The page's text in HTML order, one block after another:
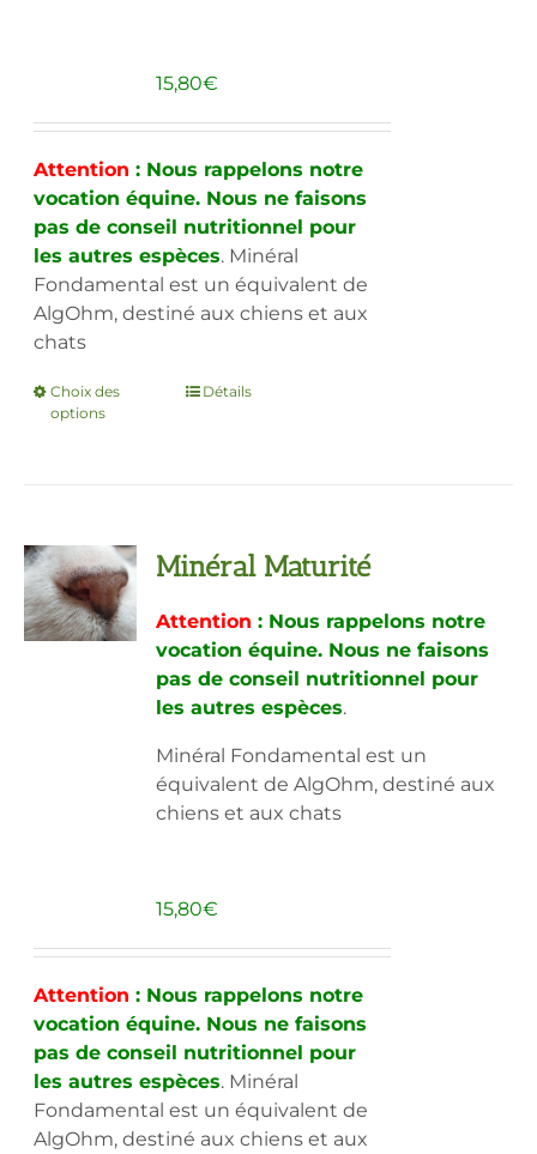
15,80€
Attention : Nous rappelons notre
vocation équine. Nous ne faisons
pas de conseil nutritionnel pour
les autres espèces. Minéral
Fondamental est un équivalent de
AlgOhm, destiné aux chiens et aux
chats
Choix des
options
Ce
options
être
choisies
sur
la
du
produit
Détails
Minéral Maturité
Attention : Nous rappelons notre
vocation équine. Nous ne faisons
pas de conseil nutritionnel pour
les autres espèces.
Minéral Fondamental est un
équivalent de AlgOhm, destiné aux
chiens et aux chats
15,80€
Attention : Nous rappelons notre
vocation équine. Nous ne faisons
pas de conseil nutritionnel pour
les autres espèces. Minéral
Fondamental est un équivalent de
AlgOhm, destiné aux chiens et aux